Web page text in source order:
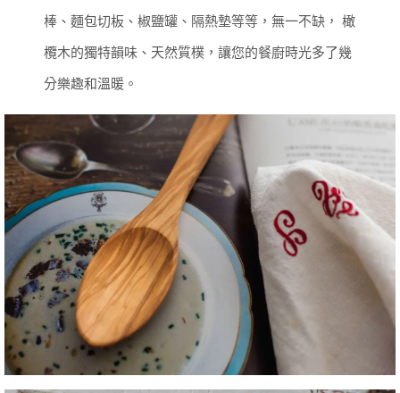
棒、麵包切板、椒鹽罐、隔熱墊等等，無一不缺， 橄
欖木的獨特韻味、天然質樸，讓您的餐廚時光多了幾
分樂趣和溫暖。